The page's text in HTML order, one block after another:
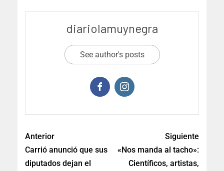
diariolamuynegra
See author's posts
Anterior
Carrió anunció que sus
diputados dejan el
Siguiente
«Nos manda al tacho»:
Científicos, artistas,